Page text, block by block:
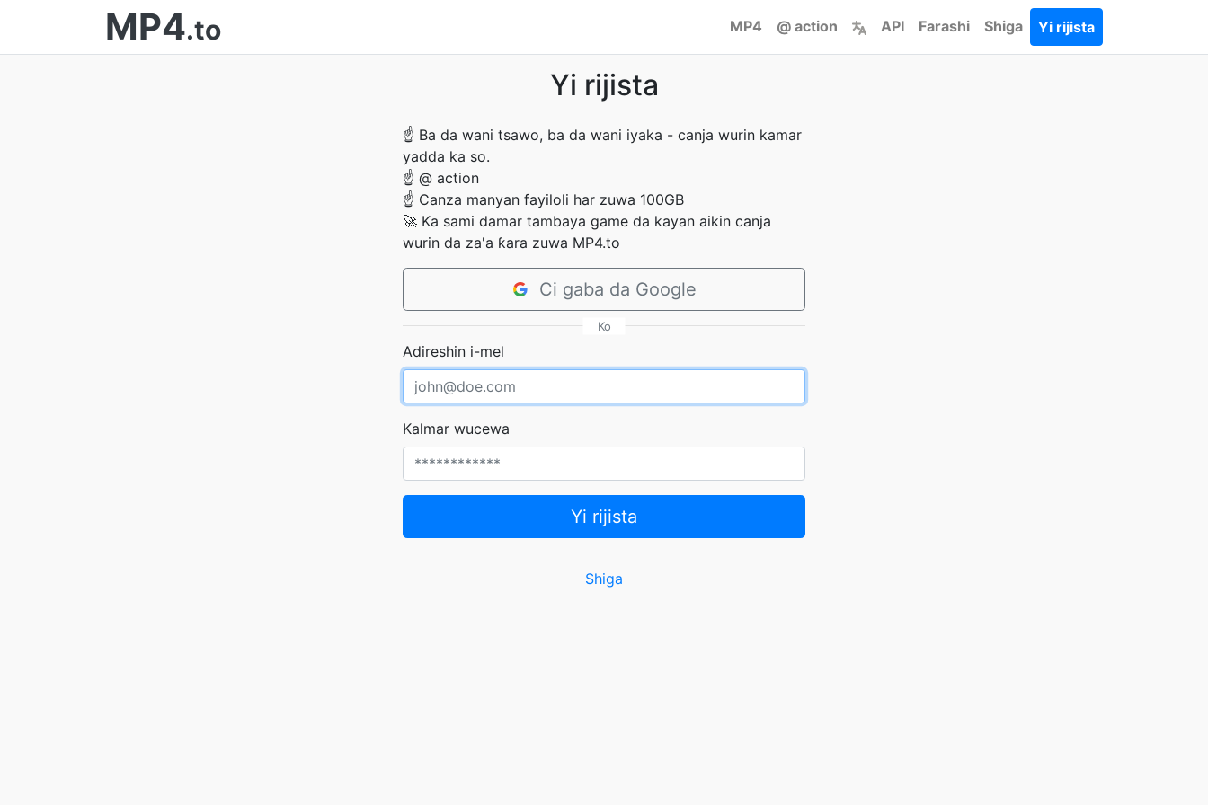
MP4.to MP4 @ action API Farashi Shiga Yi rijista
Yi rijista
☝ Ba da wani tsawo, ba da wani iyaka - canja wurin kamar
yadda ka so.
☝ @ action
☝ Canza manyan fayiloli har zuwa 100GB
🚀 Ka sami damar tambaya game da kayan aikin canja
wurin da za'a ƙara zuwa MP4.to
Ci gaba da Google
Ko
Adireshin i-mel
Kalmar wucewa
Yi rijista
Shiga